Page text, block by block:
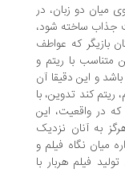
زبان، در
ساخته شود،
که عواطف
با ریتم و
دقیقا آن
تدوین، با
این
نزدیک
فیلم و
هربار با